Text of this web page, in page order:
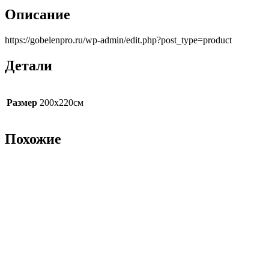
Описание
https://gobelenpro.ru/wp-admin/edit.php?post_type=product
Детали
Размер 200х220см
Похожие